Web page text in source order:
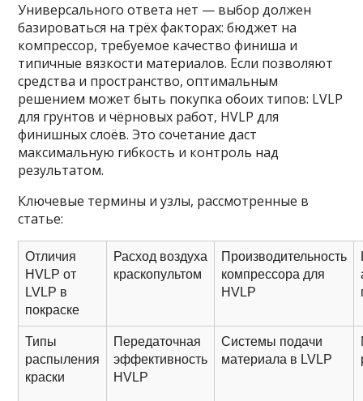
Универсального ответа нет — выбор должен
базироваться на трёх факторах: бюджет на
компрессор, требуемое качество финиша и
типичные вязкости материалов. Если позволяют
средства и пространство, оптимальным
решением может быть покупка обоих типов: LVLP
для грунтов и чёрновых работ, HVLP для
финишных слоёв. Это сочетание даст
максимальную гибкость и контроль над
результатом.
Ключевые термины и узлы, рассмотренные в
статье:
Отличия
HVLP от
LVLP в
покраске
Расход воздуха
краскопультом
Производительность
компрессора для
HVLP
Типы
распыления
краски
Передаточная
эффективность
HVLP
Системы подачи
материала в LVLP